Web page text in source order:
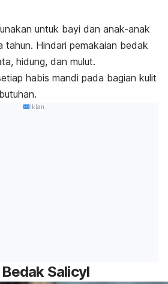
untuk bayi dan anak-anak
tahun. Hindari pemakaian bedak
hidung, dan mulut.
habis mandi pada bagian kulit
Iklan
Salicyl